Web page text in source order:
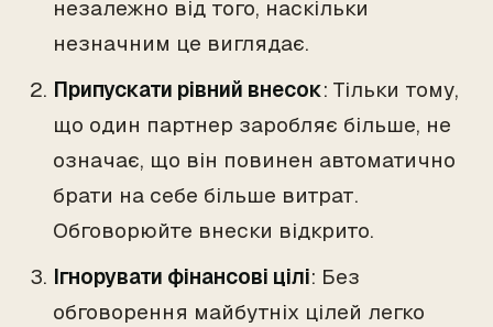
незалежно від того, наскільки
незначним це виглядає.
Припускати рівний внесок: Тільки тому,
що один партнер заробляє більше, не
означає, що він повинен автоматично
брати на себе більше витрат.
Обговорюйте внески відкрито.
Ігнорувати фінансові цілі: Без
обговорення майбутніх цілей легко